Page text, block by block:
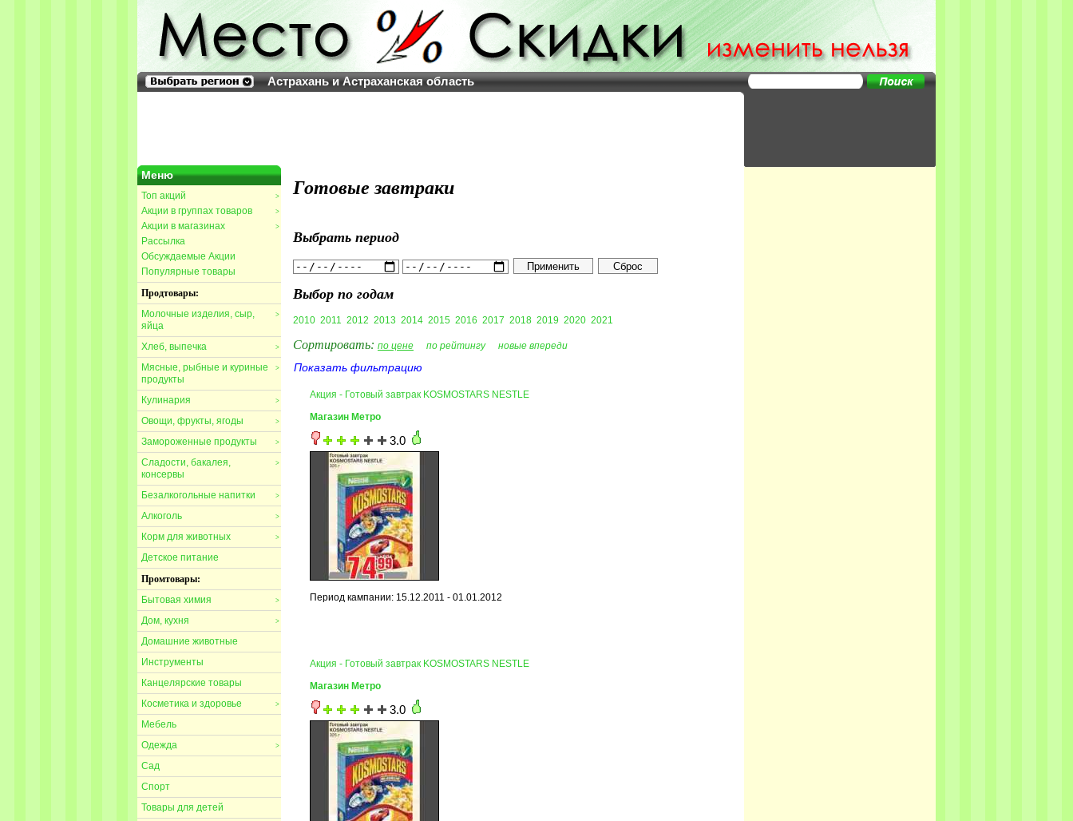
Астрахань и Астраханская область
Меню
>
Топ акций
>
Акции в группах товаров
>
Акции в магазинах
Рассылка
Обсуждаемые Акции
Популярные товары
Продтовары:
>
Молочные изделия, сыр,
яйца
>
Хлеб, выпечка
>
Мясные, рыбные и куриные
продукты
>
Кулинария
>
Овощи, фрукты, ягоды
>
Замороженные продукты
>
Сладости, бакалея,
консервы
>
Безалкогольные напитки
>
Алкоголь
>
Корм для животных
Детское питание
Промтовары:
>
Бытовая химия
>
Дом, кухня
Домашние животные
Инструменты
Канцелярские товары
>
Косметика и здоровье
Мебель
>
Одежда
Сад
Спорт
Товары для детей
Готовые завтраки
Выбрать период
Выбор по годам
2010 2011 2012 2013 2014 2015 2016 2017 2018 2019 2020 2021
Сортировать: по цене по рейтингу новые впереди
Показать фильтрацию
Акция - Готовый завтрак KOSMOSTARS NESTLE
Магазин Метро
3.0
Период кампании: 15.12.2011 - 01.01.2012
Акция - Готовый завтрак KOSMOSTARS NESTLE
Магазин Метро
3.0